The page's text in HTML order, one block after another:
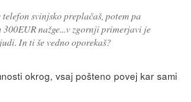
svinjsko preplačaš, potem pa
300EUR nažge...v zgornji primerjavi je
In ti še vedno oporekaš?
okrog, vsaj pošteno povej kar sami